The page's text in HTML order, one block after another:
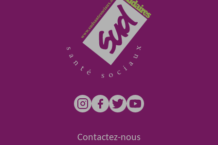
Contactez-nous